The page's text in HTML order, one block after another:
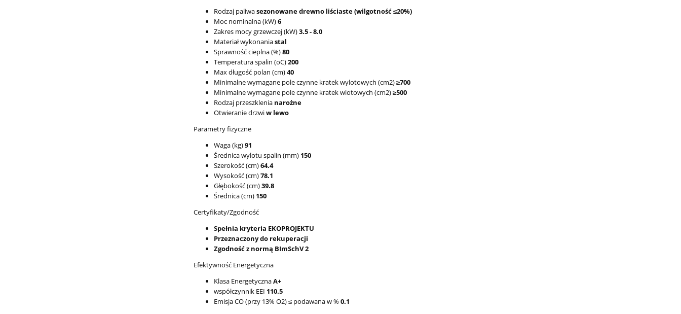
Rodzaj paliwasezonowane drewno liściaste (wilgotność ≤20%)
Moc nominalna (kW)6
Zakres mocy grzewczej (kW)3.5 - 8.0
Materiał wykonaniastal
Sprawność cieplna (%)80
Temperatura spalin (oC)200
Max długość polan (cm)40
Minimalne wymagane pole czynne kratek wylotowych (cm2)≥700
Minimalne wymagane pole czynne kratek wlotowych (cm2)≥500
Rodzaj przeszklenia narożne
Otwieranie drzwiw lewo
Parametry fizyczne
Waga (kg)91
Średnica wylotu spalin (mm) 150
Szerokość (cm)64.4
Wysokość (cm)78.1
Głębokość (cm)39.8
Średnica (cm) 150
Certyfikaty/Zgodność
Spełnia kryteria EKOPROJEKTU
Przeznaczony do rekuperacji
Zgodność z normą BImSchV 2
Efektywność Energetyczna
Klasa EnergetycznaA+
współczynnik EEI 110.5
Emisja CO (przy 13% O2) ≤ podawana w % 0.1